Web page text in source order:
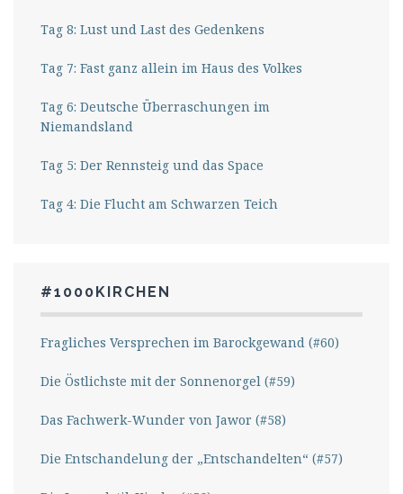
Tag 8: Lust und Last des Gedenkens
Tag 7: Fast ganz allein im Haus des Volkes
Tag 6: Deutsche Überraschungen im
Niemandsland
Tag 5: Der Rennsteig und das Space
Tag 4: Die Flucht am Schwarzen Teich
#1000KIRCHEN
Fragliches Versprechen im Barockgewand (#60)
Die Östlichste mit der Sonnenorgel (#59)
Das Fachwerk-Wunder von Jawor (#58)
Die Entschandelung der „Entschandelten“ (#57)